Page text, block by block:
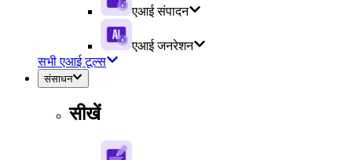
एआई संपादन
एआई जनरेशन
सभी एआई टूल्स
संसाधन
सीखें